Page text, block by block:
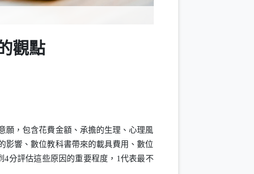
觀點
，包含花費金額、承擔的生理、心理風
響、數位教科書帶來的載具費用、數位
分評估這些原因的重要程度，1代表最不